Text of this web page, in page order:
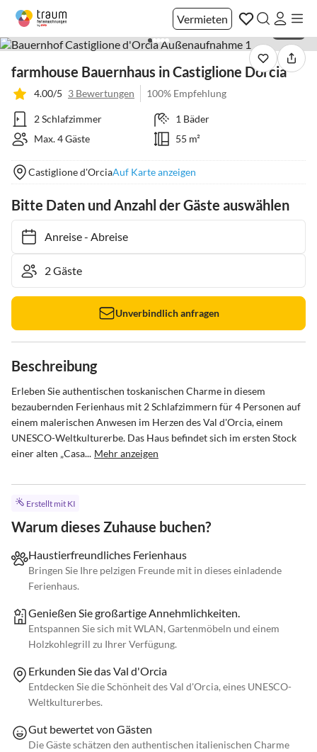
Vermieten
farmhouse Bauernhaus in Castiglione Dorcia
4.00/5 3 Bewertungen 100% Empfehlung
2 Schlafzimmer
1 Bäder
Max. 4 Gäste
55 m²
Castiglione d'OrciaAuf Karte anzeigen
Bitte Daten und Anzahl der Gäste auswählen
Anreise- Abreise
Unverbindlich anfragen
Beschreibung
Erleben Sie authentischen toskanischen Charme in diesem
bezaubernden Ferienhaus mit 2 Schlafzimmern für 4 Personen auf
einem malerischen Anwesen im Herzen des Val d'Orcia, einem
UNESCO-Weltkulturerbe. Das Haus befindet sich im ersten Stock
einer alten „Casa... Mehr anzeigen
Erstellt mit KI
Warum dieses Zuhause buchen?
Haustierfreundliches Ferienhaus
Bringen Sie Ihre pelzigen Freunde mit in dieses einladende
Ferienhaus.
Genießen Sie großartige Annehmlichkeiten.
Entspannen Sie sich mit WLAN, Gartenmöbeln und einem
Holzkohlegrill zu Ihrer Verfügung.
Erkunden Sie das Val d'Orcia
Entdecken Sie die Schönheit des Val d'Orcia, eines UNESCO-
Weltkulturerbes.
Gut bewertet von Gästen
Die Gäste schätzen den authentischen italienischen Charme